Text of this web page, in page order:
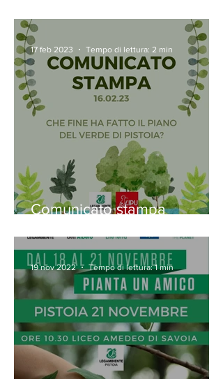
Comunicato stampa
17 feb 2023 Tempo di lettura: 2 min
19 nov 2022 Tempo di lettura: 1 min